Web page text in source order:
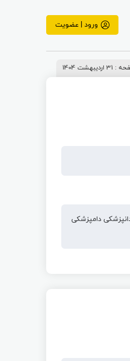
ورود | عضویت
1404
پت، با سابقه 7 سال فعالیت دندانپزشکی دامپزشکی